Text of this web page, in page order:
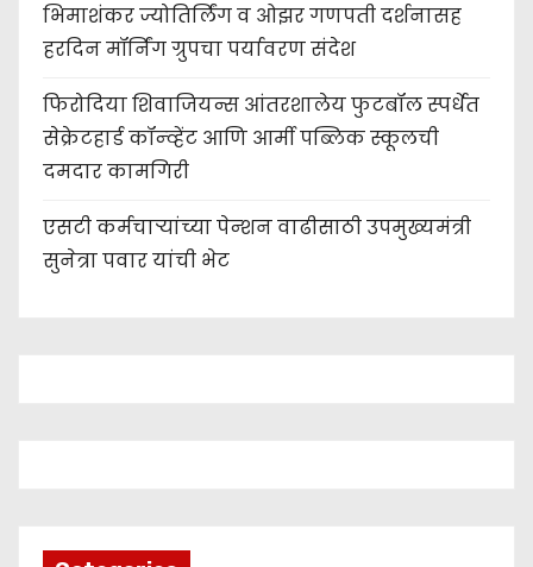
भिमाशंकर ज्योतिर्लिंग व ओझर गणपती दर्शनासह
हरदिन मॉर्निंग ग्रुपचा पर्यावरण संदेश
फिरोदिया शिवाजियन्स आंतरशालेय फुटबॉल स्पर्धेत
सेक्रेटहार्ड कॉन्व्हेंट आणि आर्मी पब्लिक स्कूलची
दमदार कामगिरी
एसटी कर्मचाऱ्यांच्या पेन्शन वाढीसाठी उपमुख्यमंत्री
सुनेत्रा पवार यांची भेट